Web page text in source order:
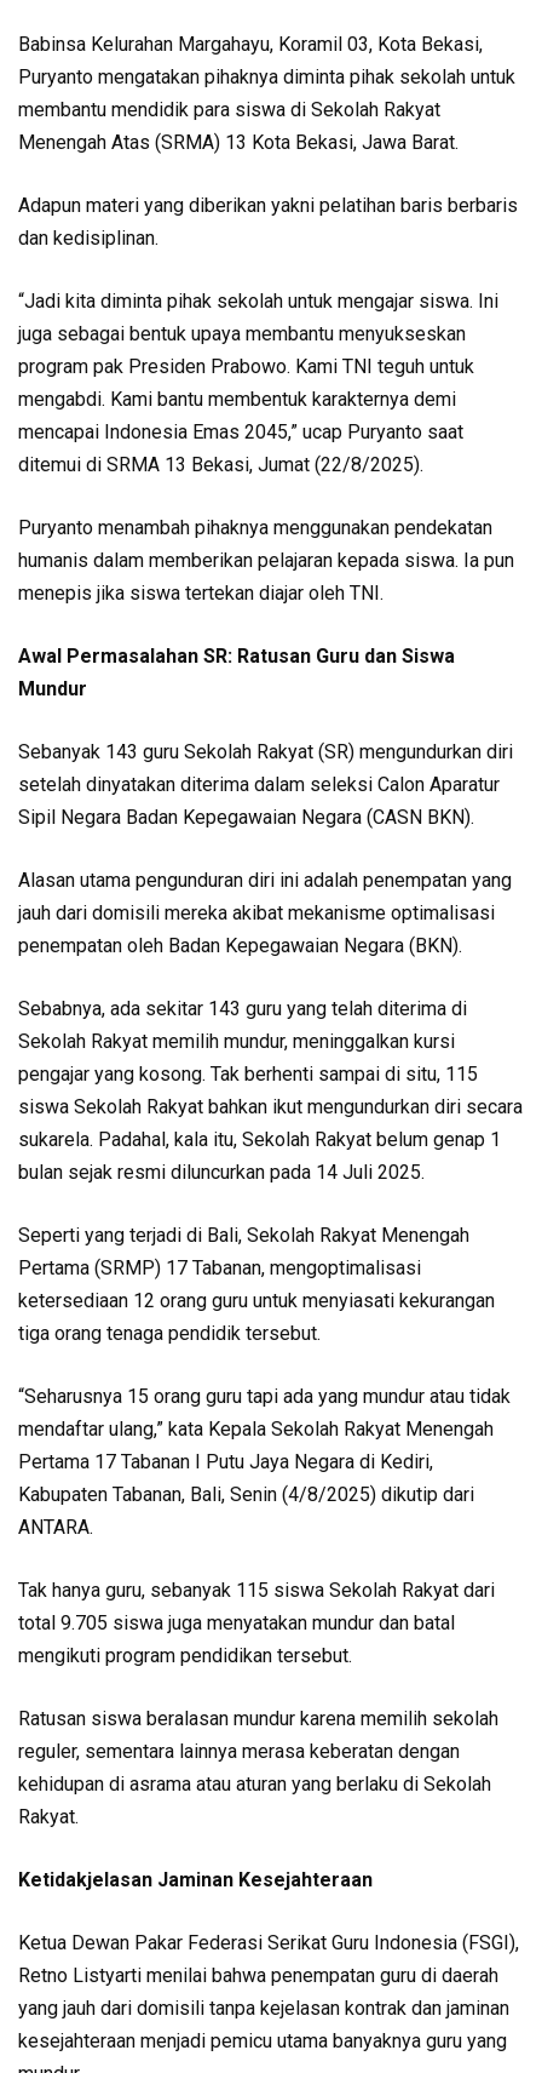
Babinsa Kelurahan Margahayu, Koramil 03, Kota Bekasi,
Puryanto mengatakan pihaknya diminta pihak sekolah untuk
membantu mendidik para siswa di Sekolah Rakyat
Menengah Atas (SRMA) 13 Kota Bekasi, Jawa Barat.
Adapun materi yang diberikan yakni pelatihan baris berbaris
dan kedisiplinan.
“Jadi kita diminta pihak sekolah untuk mengajar siswa. Ini
juga sebagai bentuk upaya membantu menyukseskan
program pak Presiden Prabowo. Kami TNI teguh untuk
mengabdi. Kami bantu membentuk karakternya demi
mencapai Indonesia Emas 2045,” ucap Puryanto saat
ditemui di SRMA 13 Bekasi, Jumat (22/8/2025).
Puryanto menambah pihaknya menggunakan pendekatan
humanis dalam memberikan pelajaran kepada siswa. Ia pun
menepis jika siswa tertekan diajar oleh TNI.
Awal Permasalahan SR: Ratusan Guru dan Siswa
Mundur
Sebanyak 143 guru Sekolah Rakyat (SR) mengundurkan diri
setelah dinyatakan diterima dalam seleksi Calon Aparatur
Sipil Negara Badan Kepegawaian Negara (CASN BKN).
Alasan utama pengunduran diri ini adalah penempatan yang
jauh dari domisili mereka akibat mekanisme optimalisasi
penempatan oleh Badan Kepegawaian Negara (BKN).
Sebabnya, ada sekitar 143 guru yang telah diterima di
Sekolah Rakyat memilih mundur, meninggalkan kursi
pengajar yang kosong. Tak berhenti sampai di situ, 115
siswa Sekolah Rakyat bahkan ikut mengundurkan diri secara
sukarela. Padahal, kala itu, Sekolah Rakyat belum genap 1
bulan sejak resmi diluncurkan pada 14 Juli 2025.
Seperti yang terjadi di Bali, Sekolah Rakyat Menengah
Pertama (SRMP) 17 Tabanan, mengoptimalisasi
ketersediaan 12 orang guru untuk menyiasati kekurangan
tiga orang tenaga pendidik tersebut.
“Seharusnya 15 orang guru tapi ada yang mundur atau tidak
mendaftar ulang,” kata Kepala Sekolah Rakyat Menengah
Pertama 17 Tabanan I Putu Jaya Negara di Kediri,
Kabupaten Tabanan, Bali, Senin (4/8/2025) dikutip dari
ANTARA.
Tak hanya guru, sebanyak 115 siswa Sekolah Rakyat dari
total 9.705 siswa juga menyatakan mundur dan batal
mengikuti program pendidikan tersebut.
Ratusan siswa beralasan mundur karena memilih sekolah
reguler, sementara lainnya merasa keberatan dengan
kehidupan di asrama atau aturan yang berlaku di Sekolah
Rakyat.
Ketidakjelasan Jaminan Kesejahteraan
Ketua Dewan Pakar Federasi Serikat Guru Indonesia (FSGI),
Retno Listyarti menilai bahwa penempatan guru di daerah
yang jauh dari domisili tanpa kejelasan kontrak dan jaminan
kesejahteraan menjadi pemicu utama banyaknya guru yang